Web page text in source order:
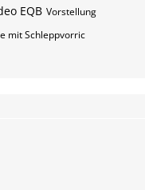
EQB Vorstellung
mit Schleppvorric